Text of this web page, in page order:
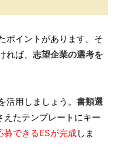
ポイントがあります。そ
ば、 志望企業の選考を
活用しましょう。 書類選
えたテンプレートにキー
募できるESが完成しま